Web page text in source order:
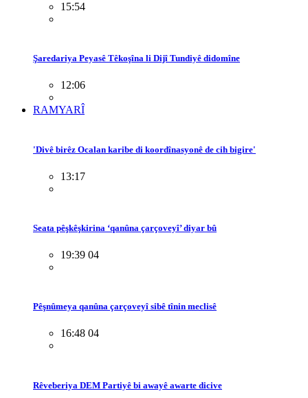
15:54
Şaredariya Peyasê Têkoşîna li Dijî Tundiyê didomîne
12:06
RAMYARÎ
'Divê birêz Ocalan karibe di koordînasyonê de cih bigire'
13:17
Seata pêşkêşkirina ‘qanûna çarçoveyî’ diyar bû
19:39 04
Pêşnûmeya qanûna çarçoveyî sibê tînin meclisê
16:48 04
Rêveberiya DEM Partiyê bi awayê awarte dicive